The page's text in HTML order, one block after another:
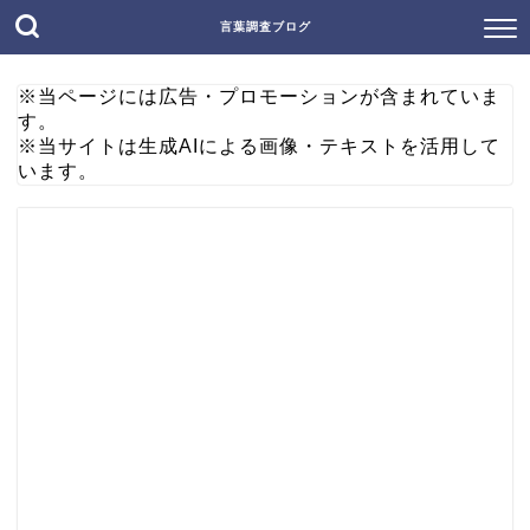
言葉調査ブログ
※当ページには広告・プロモーションが含まれていま
す。
※当サイトは生成AIによる画像・テキストを活用して
います。